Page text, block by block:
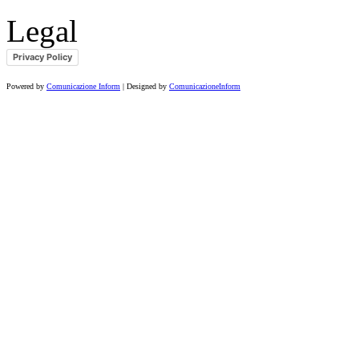
Legal
Privacy Policy
Powered by Comunicazione Inform | Designed by ComunicazioneInform